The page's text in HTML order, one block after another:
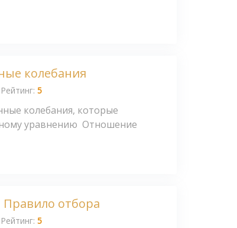
колебания
Рейтинг: 5
колебания, которые
уравнению Отношение
отбора
Рейтинг: 5